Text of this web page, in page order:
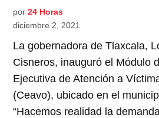
por 24 Horas
diciembre 2, 2021
La gobernadora de Tlaxcala,
Cisneros, inauguró el Módulo
Ejecutiva de Atención a
(Ceavo), ubicado en el
“Hacemos realidad la